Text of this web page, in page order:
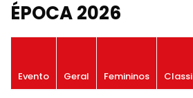
ÉPOCA 2026
Evento Geral Femininos